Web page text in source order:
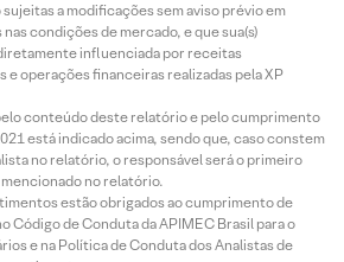
a modificações sem aviso prévio em
condições de mercado, e que sua(s)
influenciada por receitas
operações financeiras realizadas pela XP
conteúdo deste relatório e pelo cumprimento
está indicado acima, sendo que, caso constem
no relatório, o responsável será o primeiro
no relatório.
estão obrigados ao cumprimento de
Código de Conduta da APIMEC Brasil para o
e na Política de Conduta dos Analistas de